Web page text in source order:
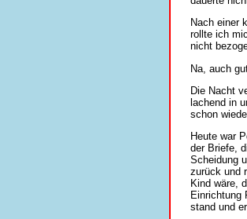
Nach einer
rollte ich
nicht
Na, auch
Die Nacht
lachend in
schon
Heute war
der Briefe,
Scheidung
zurück und
Kind wäre,
Einrichtung
stand und